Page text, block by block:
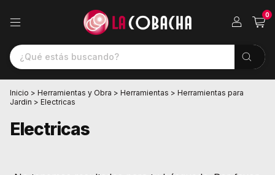
0
Inicio > Herramientas y Obra > Herramientas > Herramientas para
Jardin > Electricas
Electricas